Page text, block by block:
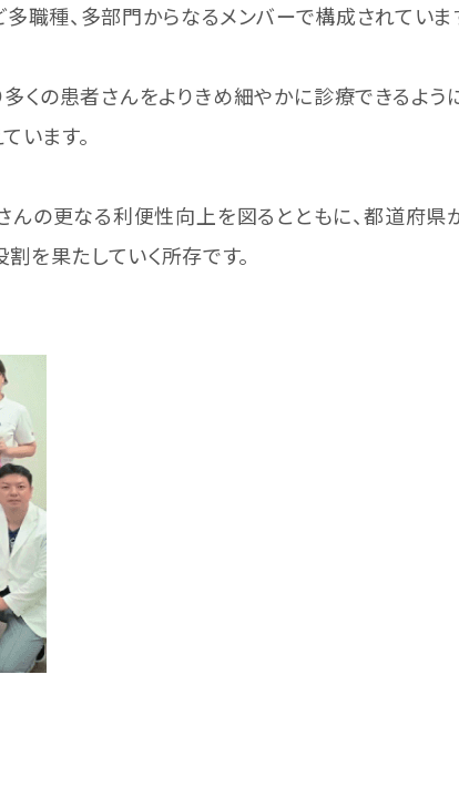
職種、多部門からなるメンバーで構成されていま
の患者さんをよりきめ細やかに診療できるように
います。
の更なる利便性向上を図るとともに、都道府県
を果たしていく所存です。